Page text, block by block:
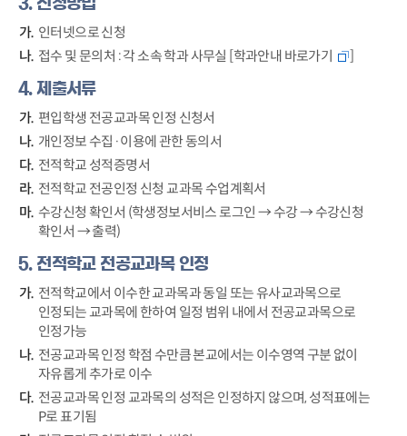
3. 신청방법
인터넷으로 신청
접수 및 문의처 : 각 소속 학과 사무실 [학과안내 바로가기 ]
4. 제출서류
편입학생 전공교과목 인정 신청서
개인정보 수집·이용에 관한 동의서
전적학교 성적증명서
전적학교 전공인정 신청 교과목 수업계획서
수강신청 확인서 (학생정보서비스 로그인 → 수강 → 수강신청
확인서 → 출력)
5. 전적학교 전공교과목 인정
전적학교에서 이수한 교과목과 동일 또는 유사교과목으로
인정되는 교과목에 한하여 일정 범위 내에서 전공교과목으로
인정가능
전공교과목 인정 학점 수만큼 본교에서는 이수영역 구분 없이
자유롭게 추가로 이수
전공교과목 인정 교과목의 성적은 인정하지 않으며, 성적표에는
P로 표기됨